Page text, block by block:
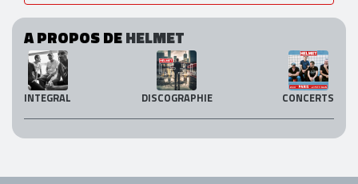
A PROPOS DEHELMET
INTEGRAL DISCOGRAPHIE CONCERTS